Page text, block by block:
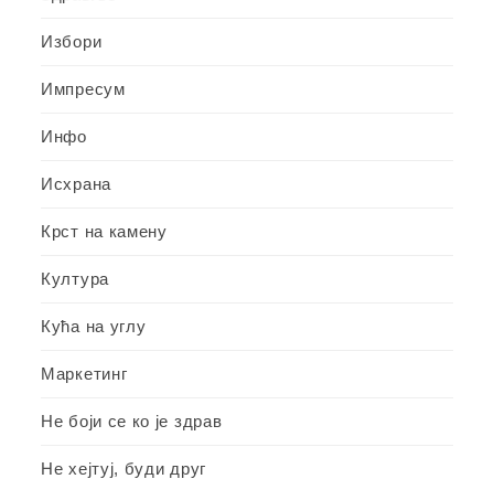
Избори
Импресум
Инфо
Исхрана
Крст на камену
Култура
Кућа на углу
Маркетинг
Не боји се ко је здрав
Не хејтуј, буди друг